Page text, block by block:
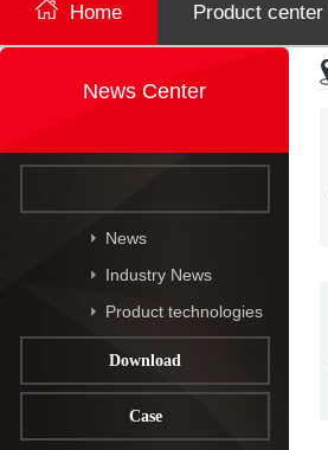
Home Product center
News Center
News
Industry News
Product technologies
Download
Case